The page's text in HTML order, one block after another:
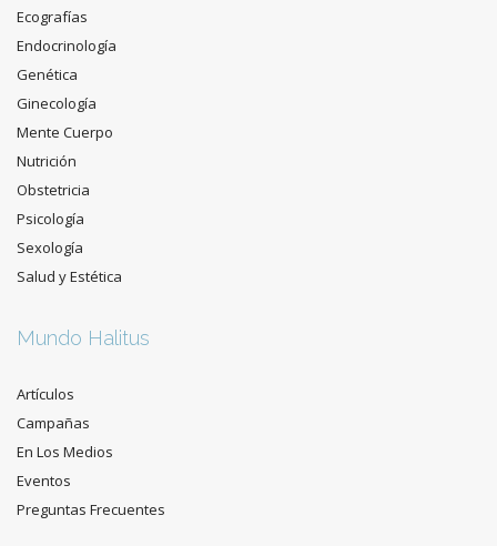
Ecografías
Endocrinología
Genética
Ginecología
Mente Cuerpo
Nutrición
Obstetricia
Psicología
Sexología
Salud y Estética
Mundo Halitus
Artículos
Campañas
En Los Medios
Eventos
Preguntas Frecuentes